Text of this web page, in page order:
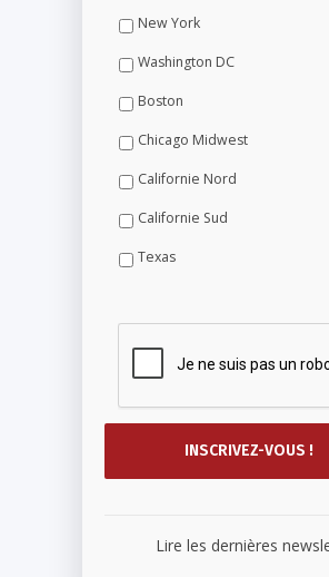
New York
Washington DC
Boston
Chicago Midwest
Californie Nord
Californie Sud
Texas
Lire les dernières